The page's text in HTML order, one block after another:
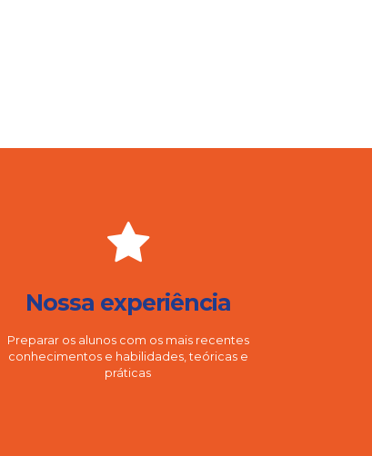
Nossa experiência
Preparar os alunos com os mais recentes
conhecimentos e habilidades, teóricas e
práticas